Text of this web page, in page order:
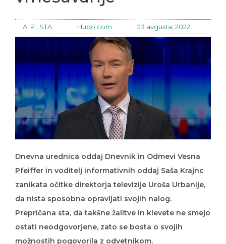
A. P., STA Hudo.com 23 avgusta, 2022
Pfeiffer in voditelj informativnih oddaj Saša Krajnc
zanikata očitke direktorja televizije Uroša Urbanije,
da nista sposobna opravljati svojih nalog.
Prepričana sta, da takšne žalitve in klevete ne smejo
ostati neodgovorjene, zato se bosta o svojih
možnostih pogovorila z odvetnikom.